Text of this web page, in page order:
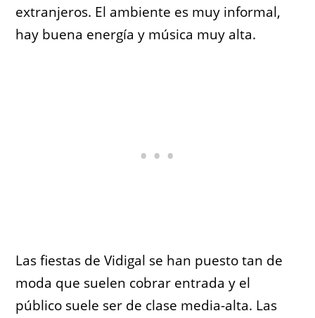
extranjeros. El ambiente es muy informal,
hay buena energía y música muy alta.
Las fiestas de Vidigal se han puesto tan de
moda que suelen cobrar entrada y el
público suele ser de clase media-alta. Las